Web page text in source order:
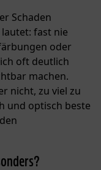
Schaden
fast nie
oder
oft deutlich
machen.
nicht, zu viel zu
und optisch beste